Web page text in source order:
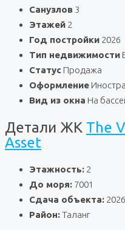
Санузлов 3
Этажей 2
Год постройки 2026
Тип недвижимости
Статус Продажа
Оформление
Вид из окна На
Детали ЖК The
Asset
Этажность: 2
До моря: 7001
Сдача объекта: 2026
Район:Таланг